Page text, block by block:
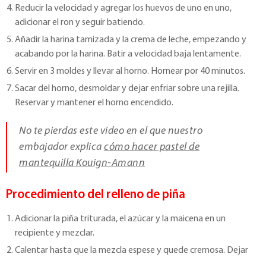
Reducir la velocidad y agregar los huevos de uno en uno,
adicionar el ron y seguir batiendo.
Añadir la harina tamizada y la crema de leche, empezando y
acabando por la harina. Batir a velocidad baja lentamente.
Servir en 3 moldes y llevar al horno. Hornear por 40 minutos.
Sacar del horno, desmoldar y dejar enfriar sobre una rejilla.
Reservar y mantener el horno encendido.
No te pierdas este video en el que nuestro
embajador explica cómo hacer pastel de
mantequilla Kouign-Amann
Procedimiento del relleno de piña
Adicionar la piña triturada, el azúcar y la maicena en un
recipiente y mezclar.
Calentar hasta que la mezcla espese y quede cremosa. Dejar